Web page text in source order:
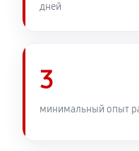
дней
3
минимальный опыт